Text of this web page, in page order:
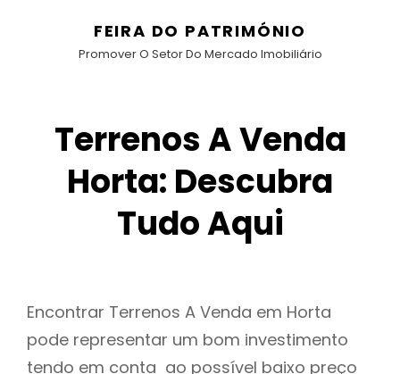
FEIRA DO PATRIMÓNIO
Promover O Setor Do Mercado Imobiliário
Terrenos A Venda
Horta: Descubra
Tudo Aqui
Encontrar Terrenos A Venda em Horta
pode representar um bom investimento
tendo em conta ao possível baixo preço